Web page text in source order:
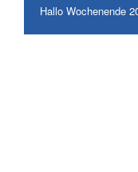
Hallo Wochenende